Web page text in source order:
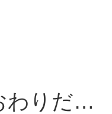
わりだ…